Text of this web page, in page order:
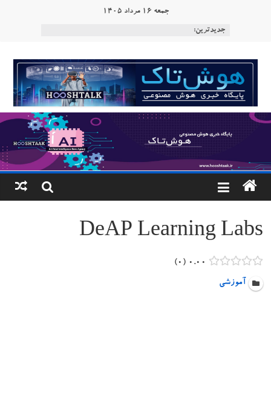
جمعه 16 مرداد 1405
جدیدترین:
هوشتاک
پایگاه
خبری
هوش
مصنوعی
www.hooshtaak.ir
DeAP Learning Labs
0.00
0
آموزشی